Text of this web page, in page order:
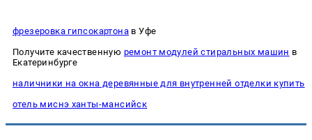
фрезеровка гипсокартонав Уфе
Получите качественную ремонт модулей стиральных машин в
Екатеринбурге
наличники на окна деревянные для внутренней отделки купить
отель миснэ ханты-мансийск